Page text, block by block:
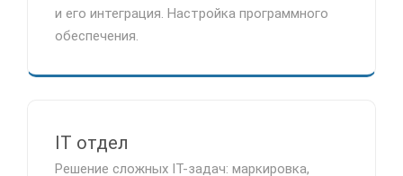
и его интеграция. Настройка программного
обеспечения.
IT отдел
Решение сложных IT-задач: маркировка,